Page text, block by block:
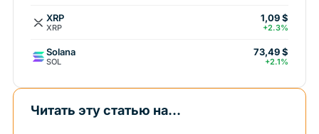
XRP
XRP
1,09 $
+2.3%
Solana
SOL
73,49 $
+2.1%
Читать эту статью на...